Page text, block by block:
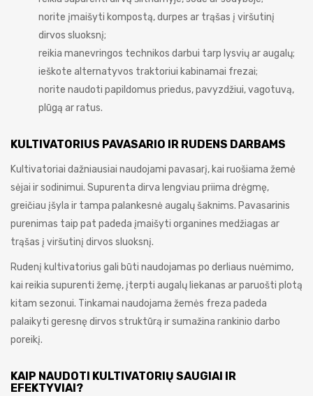
norite įmaišyti kompostą, durpes ar trąšas į viršutinį
dirvos sluoksnį;
reikia manevringos technikos darbui tarp lysvių ar augalų;
ieškote alternatyvos traktoriui kabinamai frezai;
norite naudoti papildomus priedus, pavyzdžiui, vagotuvą,
plūgą ar ratus.
KULTIVATORIUS PAVASARIO IR RUDENS DARBAMS
Kultivatoriai dažniausiai naudojami pavasarį, kai ruošiama žemė
sėjai ir sodinimui. Supurenta dirva lengviau priima drėgmę,
greičiau įšyla ir tampa palankesnė augalų šaknims. Pavasarinis
purenimas taip pat padeda įmaišyti organines medžiagas ar
trąšas į viršutinį dirvos sluoksnį.
Rudenį kultivatorius gali būti naudojamas po derliaus nuėmimo,
kai reikia supurenti žemę, įterpti augalų liekanas ar paruošti plotą
kitam sezonui. Tinkamai naudojama žemės freza padeda
palaikyti geresnę dirvos struktūrą ir sumažina rankinio darbo
poreikį.
KAIP NAUDOTI KULTIVATORIŲ SAUGIAI IR
EFEKTYVIAI?